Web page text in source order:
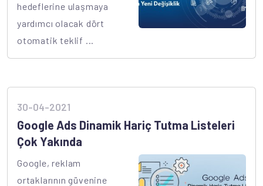
hedeflerine ulaşmaya
yardımcı olacak dört
otomatik teklif ...
30-04-2021
Google Ads Dinamik Hariç Tutma Listeleri
Çok Yakında
Google, reklam
ortaklarının güvenine